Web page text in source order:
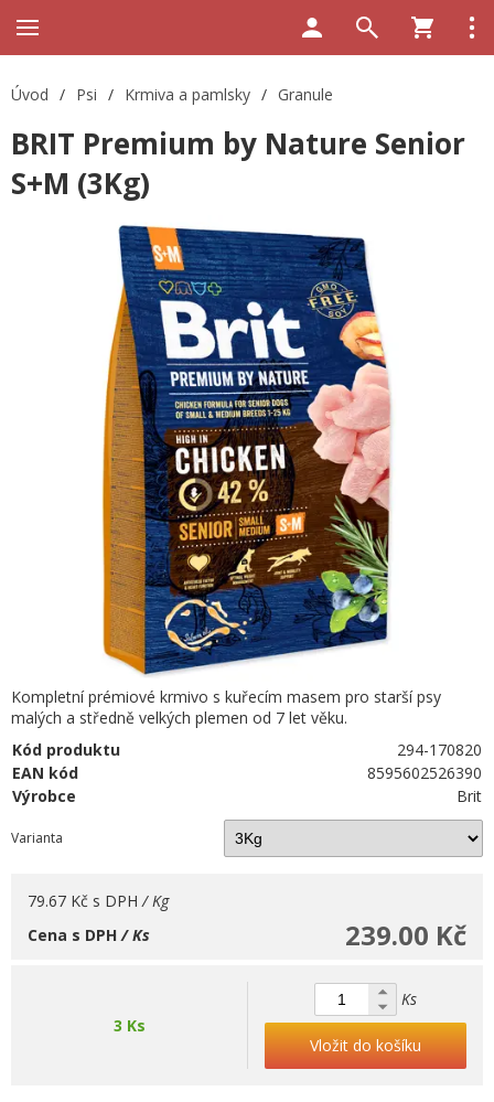
Úvod / Psi / Krmiva a pamlsky / Granule
BRIT Premium by Nature Senior
S+M (3Kg)
Kompletní prémiové krmivo s kuřecím masem pro starší psy
malých a středně velkých plemen od 7 let věku.
Kód produktu
294-170820
EAN kód
8595602526390
Výrobce
Brit
Varianta
79.67 Kč s DPH / Kg
239.00 Kč
Cena s DPH/ Ks
3 Ks
Ks
Vložit do košíku